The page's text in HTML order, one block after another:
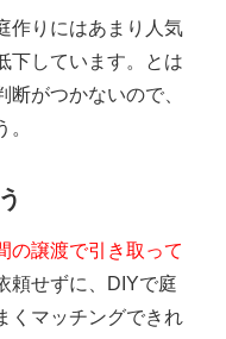
作りにはあまり人気
下しています。とは
がつかないので、
の譲渡で引き取って
頼せずに、DIYで庭
くマッチングできれ